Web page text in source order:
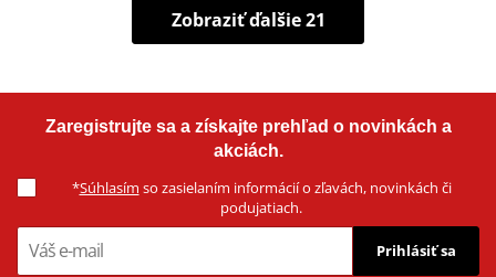
Zobraziť ďalšie 21
Zaregistrujte sa a získajte prehľad o novinkách a
akciách.
*Súhlasím so zasielaním informácií o zľavách, novinkách či
podujatiach.
Prihlásiť sa